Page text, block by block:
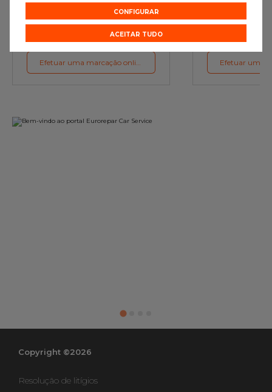
Orçamento online
Efetuar uma marcação online
Copyright ©2026
Resolução de litígios
CONFIGURAR
ACEITAR TUDO